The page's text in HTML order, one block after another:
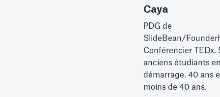
Caya
PDG de
SlideBean/
Conférencier TEDx.
anciens étudiants
démarrage. 40 ans
moins de 40 ans.